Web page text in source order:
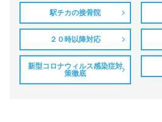
駅チカの接骨院
２０時以降対応
新型コロナウィルス感染症対
策徹底